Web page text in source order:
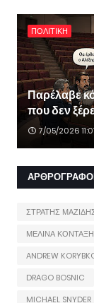
ΠΟΛΙΤΙΚΗ
Παρέλαβε
που δεν
7/05/2026
ΣΤΡΑΤΗΣ
ΜΕΛΙΝΑ ΚΟΝΤΑΞΗ
ANDREW
DRAGO BOSNIC
MICHAEL SNYDER